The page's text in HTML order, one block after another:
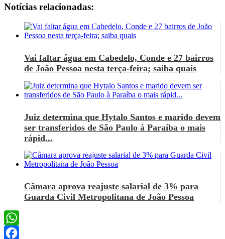
Notícias relacionadas:
Vai faltar água em Cabedelo, Conde e 27 bairros
de João Pessoa nesta terça-feira; saiba quais
Juiz determina que Hytalo Santos e marido devem
ser transferidos de São Paulo à Paraíba o mais
rápid...
Câmara aprova reajuste salarial de 3% para
Guarda Civil Metropolitana de João Pessoa
WhatsApp